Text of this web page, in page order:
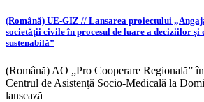
(Română) UE-GIZ // Lansarea proiectului
societății civile în procesul de luare a deciziilor și
sustenabilă”
(Română) AO „Pro Cooperare Regională”
Centrul de Asistenţă Socio-Medicală la
lansează